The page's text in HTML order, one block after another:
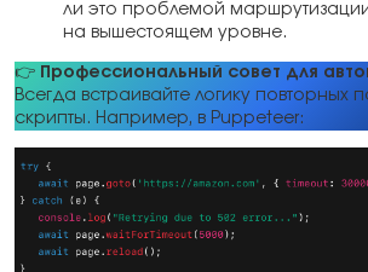
ли это проблемой
на вышестоящем уровне.
👉 Профессиональный совет для
Всегда встраивайте логику повторных
скрипты. Например, в Puppeteer: